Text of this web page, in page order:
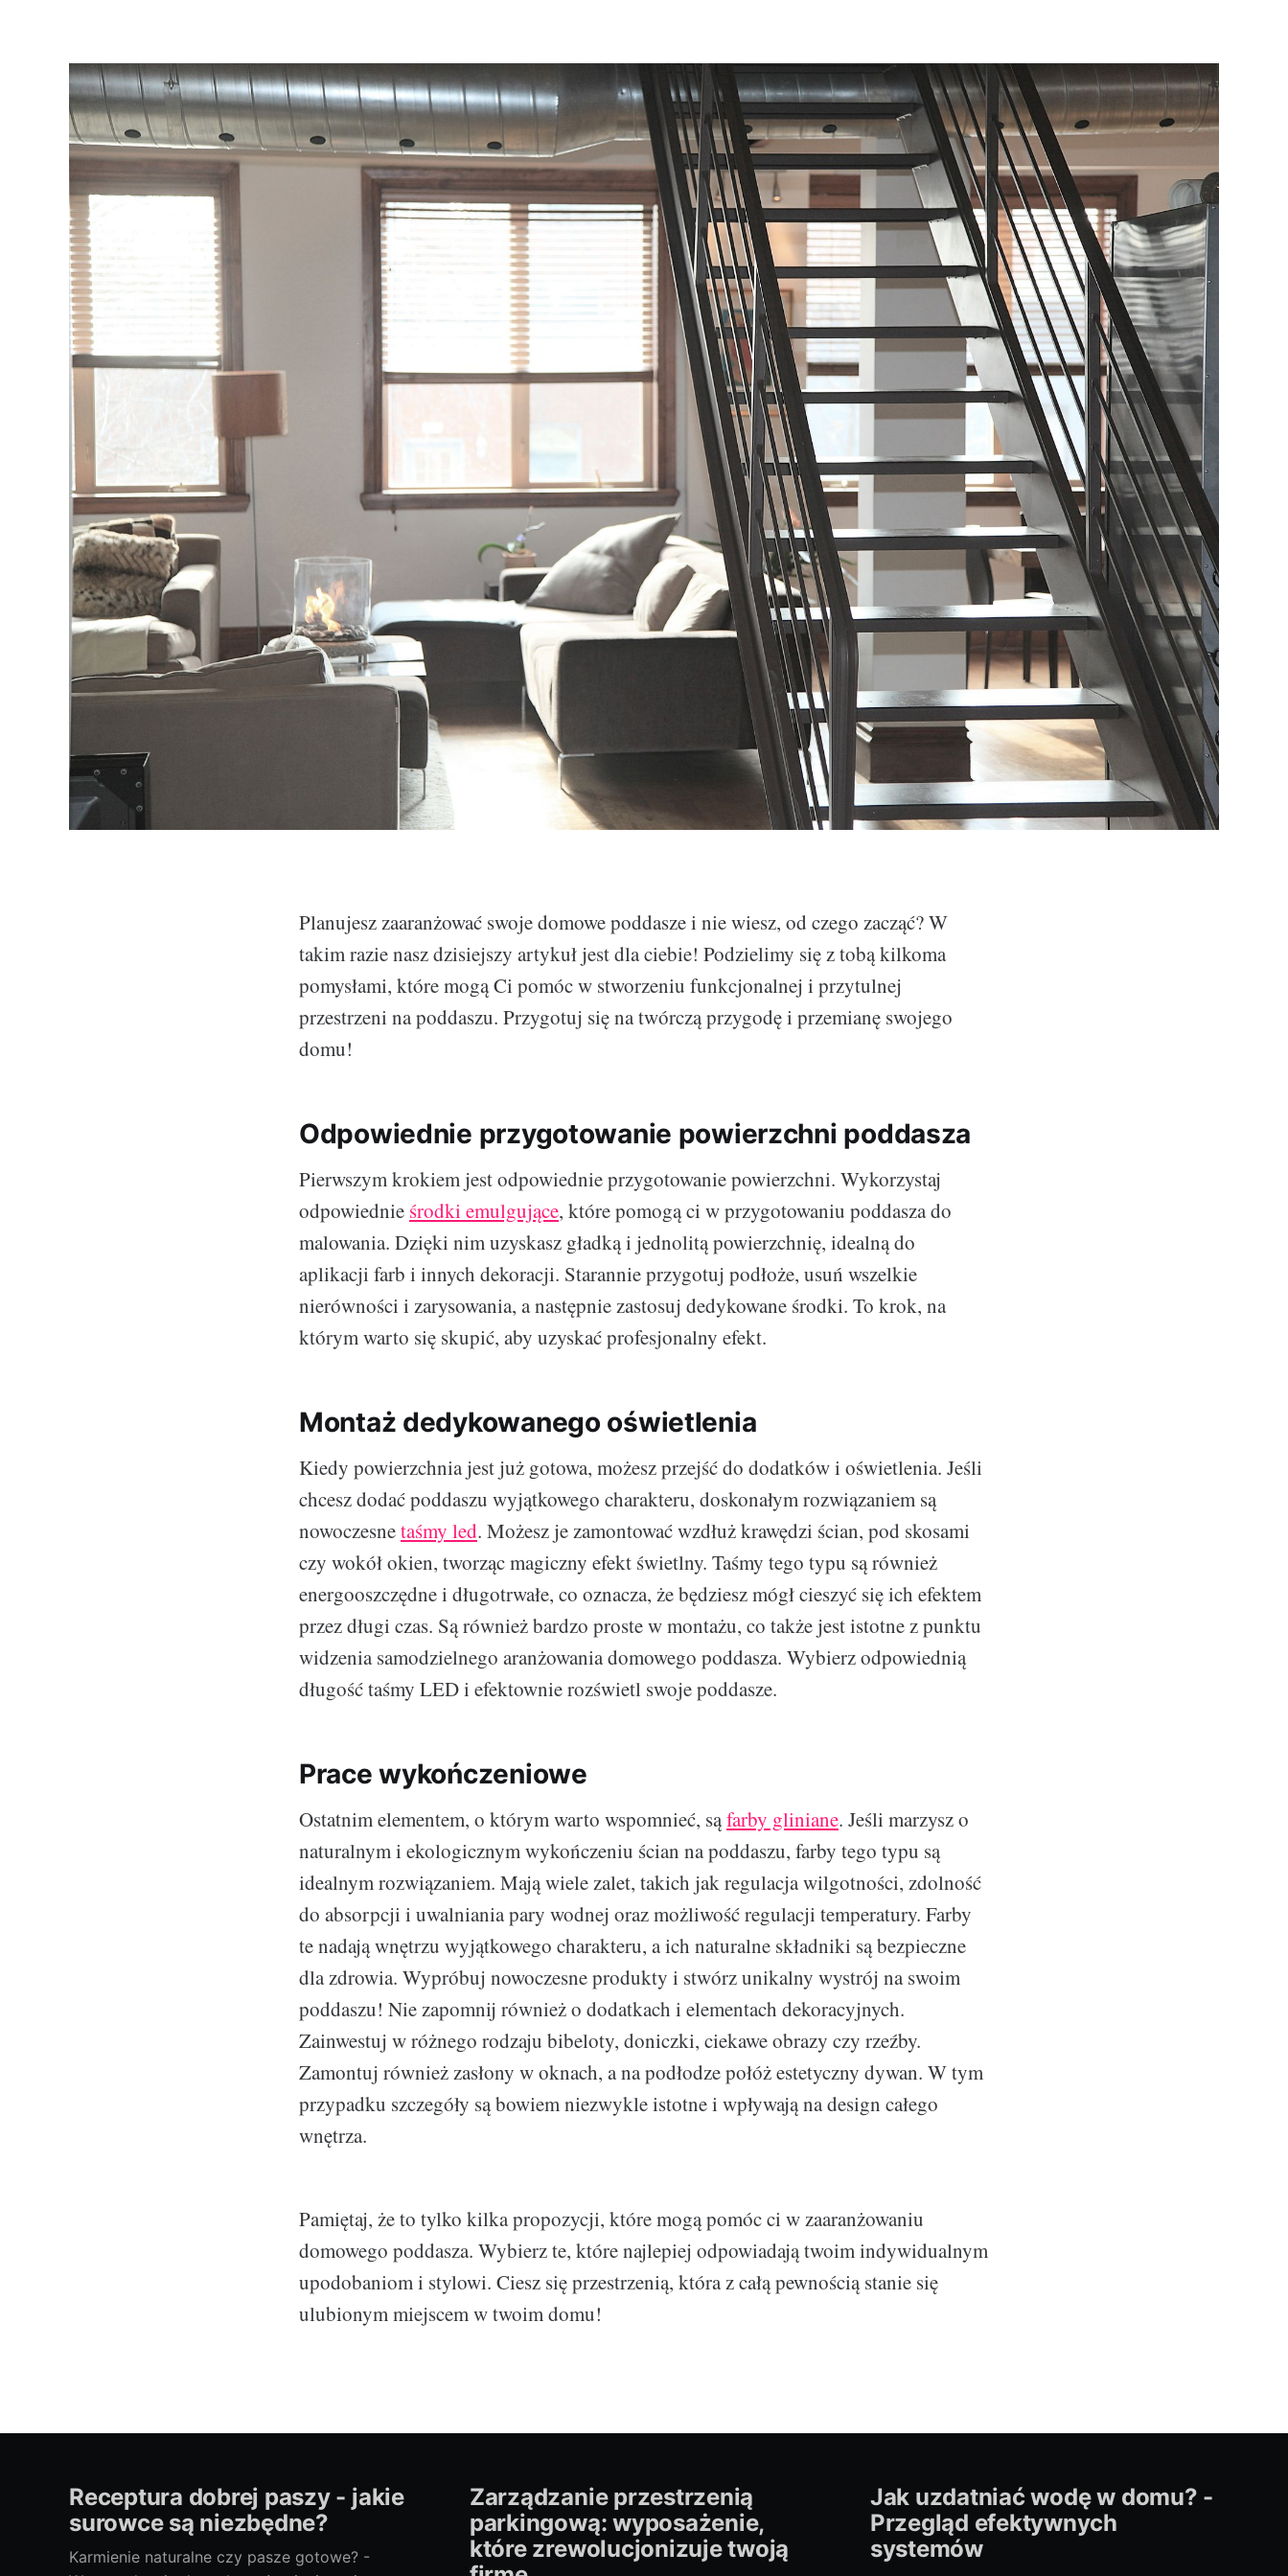
Planujesz zaaranżować swoje domowe poddasze i nie wiesz, od czego zacząć? W
takim razie nasz dzisiejszy artykuł jest dla ciebie! Podzielimy się z tobą kilkoma
pomysłami, które mogą Ci pomóc w stworzeniu funkcjonalnej i przytulnej
przestrzeni na poddaszu. Przygotuj się na twórczą przygodę i przemianę swojego
domu!
Odpowiednie przygotowanie powierzchni poddasza
Pierwszym krokiem jest odpowiednie przygotowanie powierzchni. Wykorzystaj
odpowiednie środki emulgujące, które pomogą ci w przygotowaniu poddasza do
malowania. Dzięki nim uzyskasz gładką i jednolitą powierzchnię, idealną do
aplikacji farb i innych dekoracji. Starannie przygotuj podłoże, usuń wszelkie
nierówności i zarysowania, a następnie zastosuj dedykowane środki. To krok, na
którym warto się skupić, aby uzyskać profesjonalny efekt.
Montaż dedykowanego oświetlenia
Kiedy powierzchnia jest już gotowa, możesz przejść do dodatków i oświetlenia. Jeśli
chcesz dodać poddaszu wyjątkowego charakteru, doskonałym rozwiązaniem są
nowoczesnetaśmy led. Możesz je zamontować wzdłuż krawędzi ścian, pod skosami
czy wokół okien, tworząc magiczny efekt świetlny. Taśmy tego typu są również
energooszczędne i długotrwałe, co oznacza, że będziesz mógł cieszyć się ich efektem
przez długi czas. Są również bardzo proste w montażu, co także jest istotne z punktu
widzenia samodzielnego aranżowania domowego poddasza. Wybierz odpowiednią
długość taśmy LED i efektownie rozświetl swoje poddasze.
Prace wykończeniowe
Ostatnim elementem, o którym warto wspomnieć, sąfarby gliniane. Jeśli marzysz o
naturalnym i ekologicznym wykończeniu ścian na poddaszu, farby tego typu są
idealnym rozwiązaniem. Mają wiele zalet, takich jak regulacja wilgotności, zdolność
do absorpcji i uwalniania pary wodnej oraz możliwość regulacji temperatury. Farby
te nadają wnętrzu wyjątkowego charakteru, a ich naturalne składniki są bezpieczne
dla zdrowia. Wypróbuj nowoczesne produkty i stwórz unikalny wystrój na swoim
poddaszu! Nie zapomnij również o dodatkach i elementach dekoracyjnych.
Zainwestuj w różnego rodzaju bibeloty, doniczki, ciekawe obrazy czy rzeźby.
Zamontuj również zasłony w oknach, a na podłodze połóż estetyczny dywan. W tym
przypadku szczegóły są bowiem niezwykle istotne i wpływają na design całego
wnętrza.
Pamiętaj, że to tylko kilka propozycji, które mogą pomóc ci w zaaranżowaniu
domowego poddasza. Wybierz te, które najlepiej odpowiadają twoim indywidualnym
upodobaniom i stylowi. Ciesz się przestrzenią, która z całą pewnością stanie się
ulubionym miejscem w twoim domu!
Receptura dobrej paszy - jakie
surowce są niezbędne?
Karmienie naturalne czy pasze gotowe? -
Zarządzanie przestrzenią
parkingową: wyposażenie,
które zrewolucjonizuje twoją
Jak uzdatniać wodę w domu? -
Przegląd efektywnych
systemów